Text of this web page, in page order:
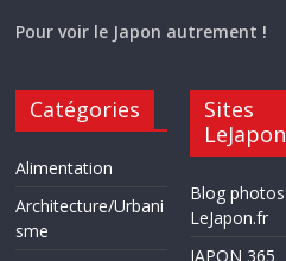
Pour voir le Japon autrement !
Catégories
Alimentation
Architecture/Urbani
sme
Sites
LeJapon
Blog photos
LeJapon.fr
JAPON 365